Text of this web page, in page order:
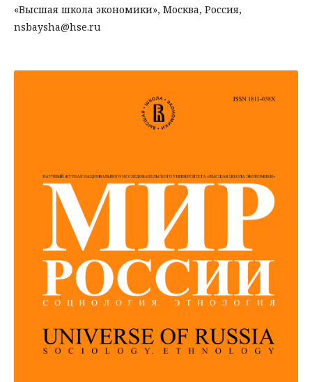
«Высшая школа экономики», Москва, Россия,
nsbaysha@hse.ru